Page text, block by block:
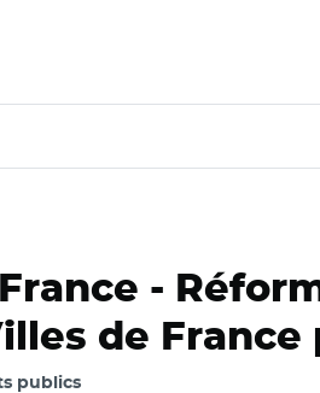
-
de France
publics